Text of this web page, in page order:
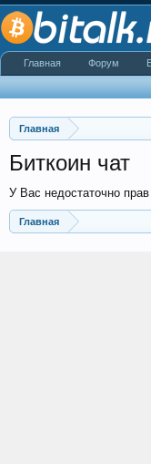
Главная
Биткоин чат
У Вас недостаточно
Главная
Главная Форум